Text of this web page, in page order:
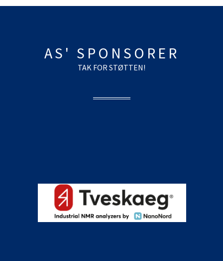
AS' SPONSORER
TAK FOR STØTTEN!